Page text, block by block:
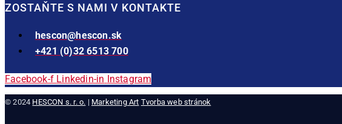
ZOSTAŇTE S NAMI V KONTAKTE
hescon@hescon.sk
+421 (0)32 6513 700
Facebook-f Linkedin-in Instagram
© 2024 HESCON s. r. o. | Marketing Art Tvorba web stránok